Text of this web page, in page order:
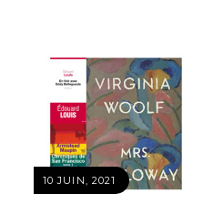
10 JUIN, 2021